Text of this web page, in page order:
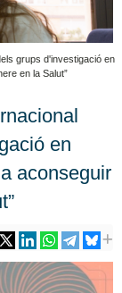
grups d'investigació en
en la Salut”
en
aconseguir